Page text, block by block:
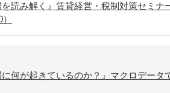
読み解く』賃貸経営・税制対策セミナ
何が起きているのか？』マクロデータ